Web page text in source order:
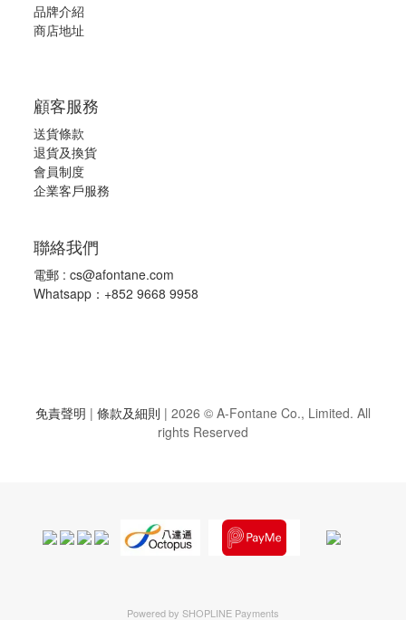
品牌介紹
商店地址
顧客服務
送貨條款
退貨及換貨
會員制度
企業客戶服務
聯絡我們
電郵 : cs@afontane.com
Whatsapp：+852 9668 9958
免責聲明 | 條款及細則 | 2026 © A-Fontane Co., Limited. All
rights Reserved
Powered by SHOPLINE Payments